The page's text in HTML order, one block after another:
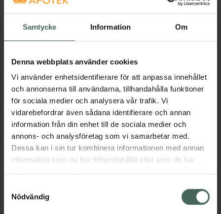
Samtycke Information Om
Denna webbplats använder cookies
Vi använder enhetsidentifierare för att anpassa innehållet
och annonserna till användarna, tillhandahålla funktioner
för sociala medier och analysera vår trafik. Vi
vidarebefordrar även sådana identifierare och annan
information från din enhet till de sociala medier och
annons- och analysföretag som vi samarbetar med.
Dessa kan i sin tur kombinera informationen med annan
information som du har tillhandahållit eller som de har
återkalla ditt samtycke via webbplatsens
cookieinställningar. Ett återkallat samtycke påverkar inte
Nödvändig
Aktuella erbjudanden
Beskrivning
Läs alltid bipacksedeln innan
användning.